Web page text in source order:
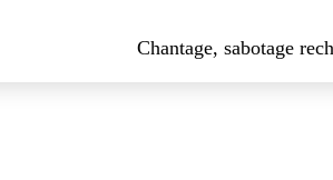
Chantage, sabotage